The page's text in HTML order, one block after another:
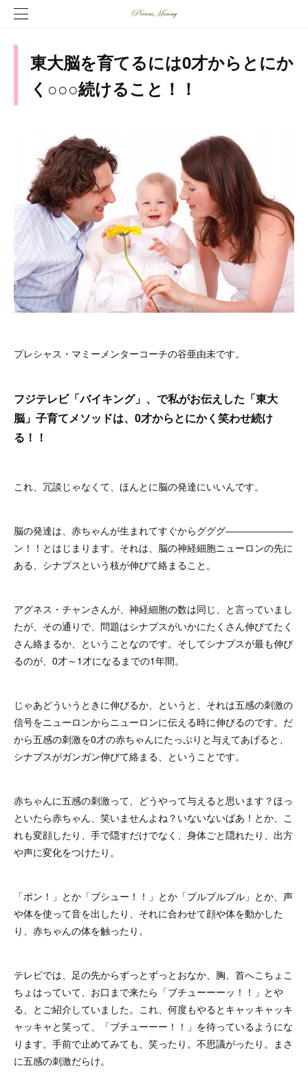
東大脳を育てるには0才からとにか
く○○○続けること！！
プレシャス・マミーメンターコーチの谷亜由未です。
フジテレビ「バイキング」、で私がお伝えした「東大
脳」子育てメソッドは、0才からとにかく笑わせ続け
る！！
これ、冗談じゃなくて、ほんとに脳の発達にいいんです。
脳の発達は、赤ちゃんが生まれてすぐからグググ―――――――
ン！！とはじまります。それは、脳の神経細胞ニューロンの先に
ある、シナプスという枝が伸びて絡まること。
アグネス・チャンさんが、神経細胞の数は同じ、と言っていまし
たが、その通りで、問題はシナプスがいかにたくさん伸びてたく
さん絡まるか、ということなのです。そしてシナプスが最も伸び
るのが、0才～1才になるまでの1年間。
じゃあどういうときに伸びるか、というと、それは五感の刺激の
信号をニューロンからニューロンに伝える時に伸びるのです。だ
から五感の刺激を0才の赤ちゃんにたっぷりと与えてあげると、
シナプスがガンガン伸びて絡まる、ということです。
赤ちゃんに五感の刺激って、どうやって与えると思います？ほっ
といたら赤ちゃん、笑いませんよね？いないないばあ！とか、こ
れも変顔したり、手で隠すだけでなく、身体ごと隠れたり、出方
や声に変化をつけたり。
「ポン！」とか「ブシュー！！」とか「プルプルプル」とか、声
や体を使って音を出したり、それに合わせて顔や体を動かした
り、赤ちゃんの体を触ったり。
テレビでは、足の先からずっとずっとおなか、胸、首へこちょこ
ちょはっていて、お口まで来たら「ブチューーーッ！！」とや
る、とご紹介していました。これ、何度もやるとキャッキャッキ
ャッキャと笑って、「ブチューーー！！」を待っているようにな
ります。手前で止めてみても、笑ったり。不思議がったり。まさ
に五感の刺激だらけ。